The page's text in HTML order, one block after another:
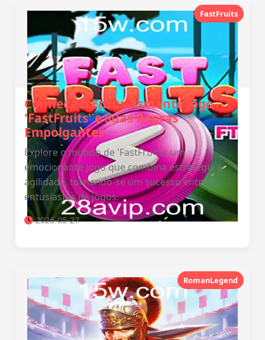
FastFruits
Conheça o Entusiasmante Jogo
'FastFruits' e Suas Regras
Empolgantes
Explore o mundo de 'FastFruits', um
emocionante jogo que combina estratégia e
agilidade, tornando-se um sucesso entre os
entusiastas de jogos.
2026-05-27
RomanLegend